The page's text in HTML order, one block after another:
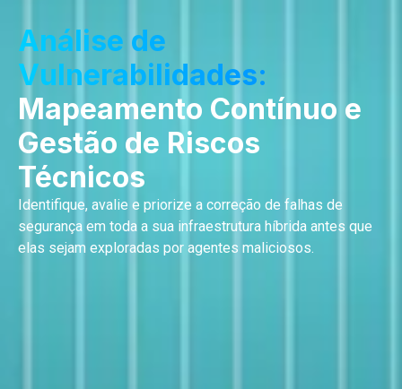
Análise de
Vulnerabilidades:
Mapeamento Contínuo e
Gestão de Riscos
Técnicos
Identifique, avalie e priorize a correção de falhas de
segurança em toda a sua infraestrutura híbrida antes que
elas sejam exploradas por agentes maliciosos.